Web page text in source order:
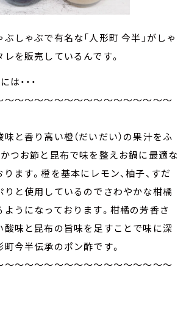
しゃぶで有名な「人形町 今半」がしゃ
を販売しているんです。
・・・
～～～～～～～～～～～～～～～～～
と香り高い橙（だいだい）の果汁をふ
つお節と昆布で味を整えお鍋に最適な
ます。橙を基本にレモン、柚子、すだ
りと使用しているのでさわやかな柑橘
うになっております。柑橘の芳香さ
酸味と昆布の旨味を足すことで味に深
今半伝承のポン酢です。
～～～～～～～～～～～～～～～～～